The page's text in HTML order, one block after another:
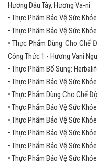
Hương Dâu Tây, Hương Va-ni
• Thực Phẩm Bảo Vệ Sức
• Thực Phẩm Bảo Vệ Sức
• Thực Phẩm Dùng Cho Chế
Công Thức 1 - Hương Vani
• Thực Phẩm Bổ Sung:
• Thực Phẩm Bảo Vệ Sức
• Thực Phẩm Dùng Cho Chế
• Thực Phẩm Bảo Vệ Sức
• Thực Phẩm Bảo Vệ Sức
• Thực Phẩm Bảo Vệ Sức
• Thực Phẩm Bảo Vệ Sức
• Thực Phẩm Bảo Vệ Sức